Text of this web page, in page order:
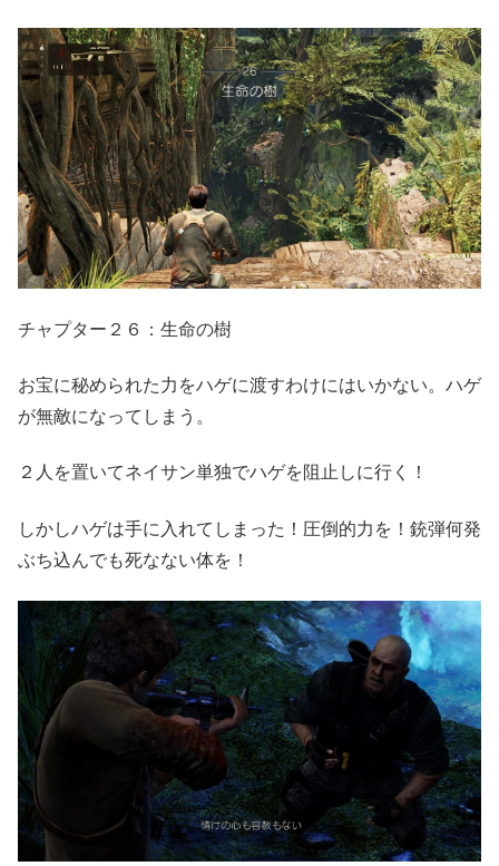
チャプター２６：生命の樹
お宝に秘められた力をハゲに渡すわけにはいかない。ハゲ
が無敵になってしまう。
２人を置いてネイサン単独でハゲを阻止しに行く！
しかしハゲは手に入れてしまった！圧倒的力を！銃弾何発
ぶち込んでも死なない体を！